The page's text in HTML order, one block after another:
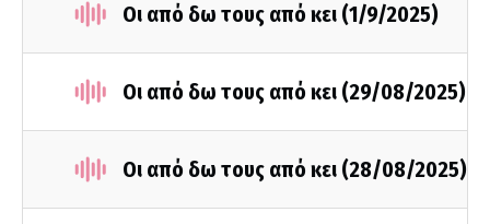
Οι από δω τους από κει (1/9/2025)
Οι από δω τους από κει (29/08/2025)
Οι από δω τους από κει (28/08/2025)